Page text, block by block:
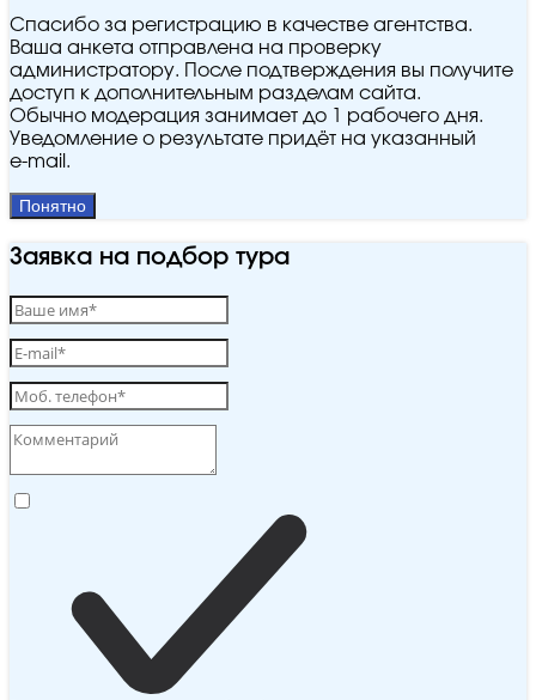
Спасибо за регистрацию в качестве агентства.
Ваша анкета отправлена на проверку
администратору. После подтверждения вы получите
доступ к дополнительным разделам сайта.
Обычно модерация занимает до 1 рабочего дня.
Уведомление о результате придёт на указанный
e‑mail.
Понятно
Заявка на подбор тура